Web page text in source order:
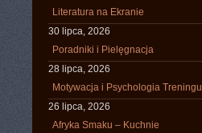
Literatura na Ekranie
30 lipca, 2026
Poradniki i Pielęgnacja
28 lipca, 2026
Motywacja i Psychologia Treningu
26 lipca, 2026
Afryka Smaku – Kuchnie